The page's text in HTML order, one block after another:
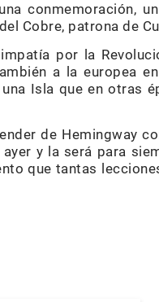
conmemoración,
Cobre, patrona de
por la
a la europea
Isla que en otras
de Hemingway
y la será para
que tantas